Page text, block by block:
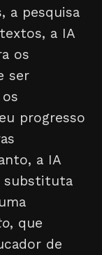
a pesquisa
a IA
os
ser
progresso
a IA
substituta
, que
de